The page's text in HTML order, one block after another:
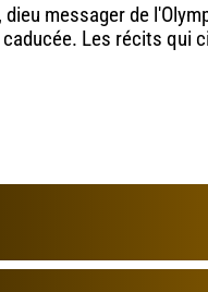
dieu messager de
Les récits qui